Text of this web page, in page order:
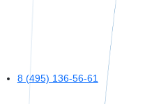
8 (495) 136-56-61